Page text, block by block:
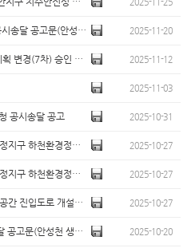
재결신청서류(2차) 열람공고에 대한 공시송달 공고문(안성천 생태수변공간 진입도로 개설사업(.. 2025-11-20
「인주면 기초생활거점조성사업」 시행계획 변경(7차) 승인 고시 2025-11-12
2025-11-03
공시송달 공고 2025-10-31
수용재결신청서 열람공고문(곡교천 탕정지구 하천환경정비사업(1차)) 2025-10-27
수용재결신청서 열람공고문(곡교천 탕정지구 하천환경정비사업(2차)) 2025-10-27
재결신청서류 공고문(안성천 생태수변공간 진입도로 개설사업(2차)) 2025-10-27
재결신청서류열람공고에 대한 공시송달 공고문(안성천 생태수변공간 진입도로 개설사업) 2025-10-20